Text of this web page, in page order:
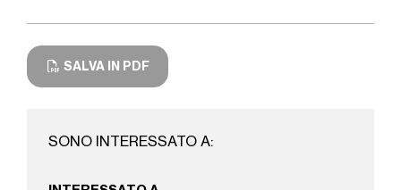
SALVA IN PDF
SONO INTERESSATO A: